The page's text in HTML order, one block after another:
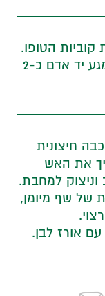
הטופו.
נשטח לשכבה אחת ונטגן ללא מגע יד אדם כ-2
חיצונית
את האש
וניצוק למחבת.
של שף מיומן,
אורז לבן.